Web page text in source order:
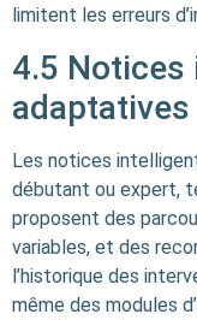
limitent les erreurs
4.5
adaptatives
Les notices
débutant ou expert,
proposent des
variables, et des
l’historique des
même des modules